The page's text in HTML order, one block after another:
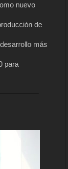
nuevo
de
más
para